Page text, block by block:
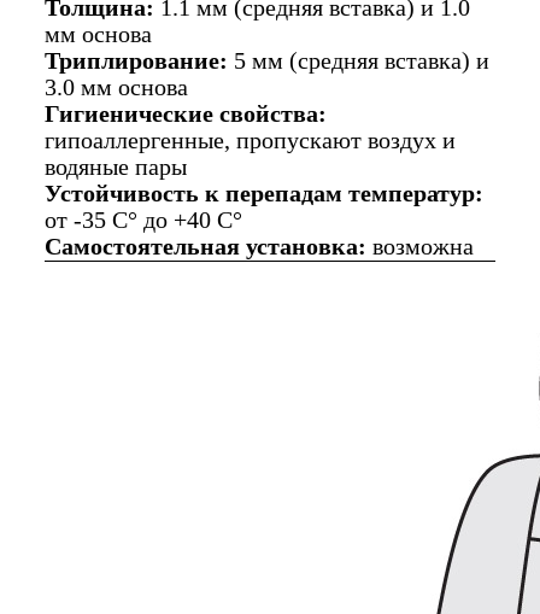
Толщина: 1.1 мм (средняя вставка) и 1.0
мм основа
Триплирование: 5 мм (средняя вставка) и
3.0 мм основа
Гигиенические свойства:
гипоаллергенные, пропускают воздух и
водяные пары
Устойчивость к перепадам температур:
от -35 C° до +40 C°
Самостоятельная установка: возможна